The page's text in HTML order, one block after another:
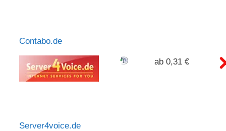
Contabo.de
Server4voice.de
ab 0,31 €